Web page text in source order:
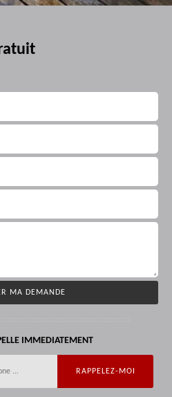
IMMEDIATEMENT